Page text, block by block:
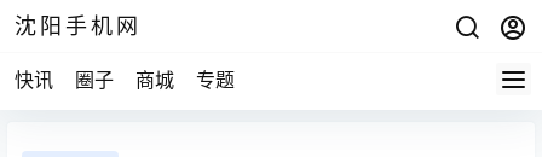
沈阳手机网
快讯 圈子 商城 专题